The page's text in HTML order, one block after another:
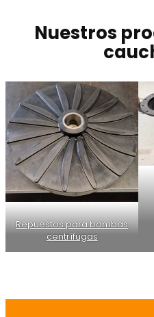
Nuestros
Repuestos para bombas
centrífugas